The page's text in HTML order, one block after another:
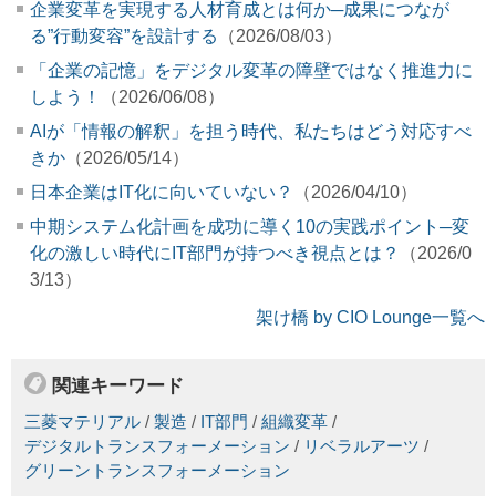
企業変革を実現する人材育成とは何か─成果につなが
る”行動変容”を設計する
（2026/08/03）
「企業の記憶」をデジタル変革の障壁ではなく推進力に
しよう！
（2026/06/08）
AIが「情報の解釈」を担う時代、私たちはどう対応すべ
きか （2026/05/14）
日本企業はIT化に向いていない？
（2026/04/10）
中期システム化計画を成功に導く10の実践ポイント─変
化の激しい時代にIT部門が持つべき視点とは？
（2026/0
3/13）
架け橋 by CIO Lounge一覧へ
関連キーワード
三菱マテリアル / 製造 / IT部門 / 組織変革 /
デジタルトランスフォーメーション / リベラルアーツ /
グリーントランスフォーメーション